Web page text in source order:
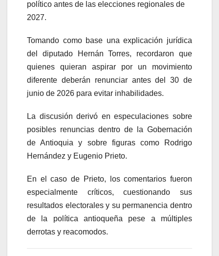
político antes de las elecciones regionales de
2027.
Tomando como base una explicación jurídica
del diputado
Hernán Torres, recordaron que
quienes quieran aspirar por un movimiento
diferente deberán renunciar antes del 30 de
junio de 2026 para evitar inhabilidades.
La discusión derivó en especulaciones sobre
posibles renuncias dentro de la Gobernación
de Antioquia y sobre figuras como Rodrigo
Hernández y Eugenio Prieto.
En el caso de Prieto, los comentarios fueron
especialmente críticos, cuestionando sus
resultados electorales y su permanencia dentro
de la política antioqueña pese a múltiples
derrotas y reacomodos.